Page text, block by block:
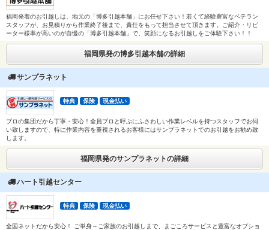
福岡発着のお引越しは、地元の「博多引越本舗」にお任せ下さい！若くて経験豊富なベテラン
スタッフが、お見積りから作業終了後まで、責任をもって担当させて頂きます。ご紹介・リピ
ーター様率が高いのが自慢の「博多引越本舗」で、笑顔になるお引越しをご体験下さい！！
福岡県発の博多引越本舗の詳細
サンプラネット
特典 保険 現金払い
プロの集団だから丁寧・安心！全員プロと呼ぶにふさわしい作業レベルを持つスタッフでお伺
い致しますので、特に作業内容を重視されるお客様にはサンプラネットでのお引越をお勧め致
します。
福岡県発のサンプラネットの詳細
ハート引越センター
特典 保険 現金払い
全国ネットだから安心！ ご単身～ご家族のお引越しまで、まごころサービスと豊富なオプショ